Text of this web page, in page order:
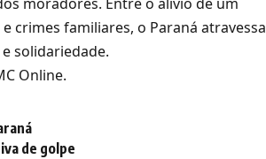
crimes familiares, o Paraná atravessa
solidariedade.
Online.
de golpe